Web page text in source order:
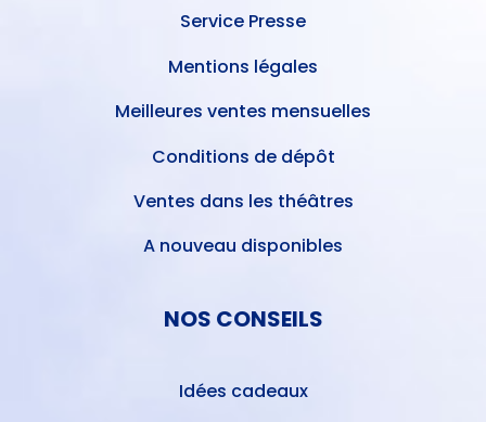
Service Presse
Mentions légales
Meilleures ventes mensuelles
Conditions de dépôt
Ventes dans les théâtres
A nouveau disponibles
NOS CONSEILS
Idées cadeaux